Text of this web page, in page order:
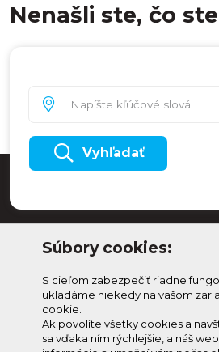
Nenašli ste, čo
Vyhľadať
Prihlásenie
Súbory cookies:
S cieľom zabezpečiť riadne
ukladáme niekedy na vašom
cookie.
Ak povolíte všetky cookies a
sa vďaka ním rýchlejšie, a náš